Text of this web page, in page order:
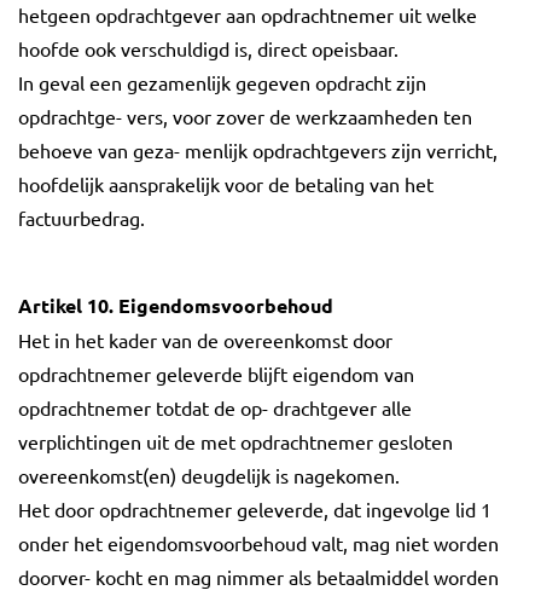
hetgeen opdrachtgever aan opdrachtnemer uit welke
hoofde ook verschuldigd is, direct opeisbaar.
In geval een gezamenlijk gegeven opdracht zijn
opdrachtge- vers, voor zover de werkzaamheden ten
behoeve van geza- menlijk opdrachtgevers zijn verricht,
hoofdelijk aansprakelijk voor de betaling van het
factuurbedrag.
Artikel 10. Eigendomsvoorbehoud
Het in het kader van de overeenkomst door
opdrachtnemer geleverde blijft eigendom van
opdrachtnemer totdat de op- drachtgever alle
verplichtingen uit de met opdrachtnemer gesloten
overeenkomst(en) deugdelijk is nagekomen.
Het door opdrachtnemer geleverde, dat ingevolge lid 1
onder het eigendomsvoorbehoud valt, mag niet worden
doorver- kocht en mag nimmer als betaalmiddel worden